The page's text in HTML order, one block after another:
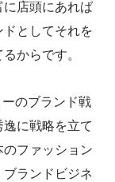
店頭にあれば
としてそれを
からです。
のブランド戦
に戦略を立て
ファッション
ランドビジネ